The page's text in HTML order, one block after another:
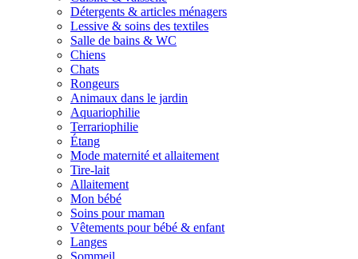
Détergents & articles ménagers
Lessive & soins des textiles
Salle de bains & WC
Chiens
Chats
Rongeurs
Animaux dans le jardin
Aquariophilie
Terrariophilie
Étang
Mode maternité et allaitement
Tire-lait
Allaitement
Mon bébé
Soins pour maman
Vêtements pour bébé & enfant
Langes
Sommeil